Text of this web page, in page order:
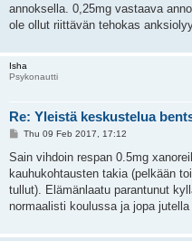
annoksella. 0,25mg vastaava
ole ollut riittävän tehokas
Isha
Psykonautti
Re: Yleistä keskustelua
P
s
Thu 09 Feb 2017, 17:12
Sain vihdoin respan 0.5mg
kauhukohtausten takia (pelkään
tullut). Elämänlaatu parantunut
normaalisti koulussa ja jopa